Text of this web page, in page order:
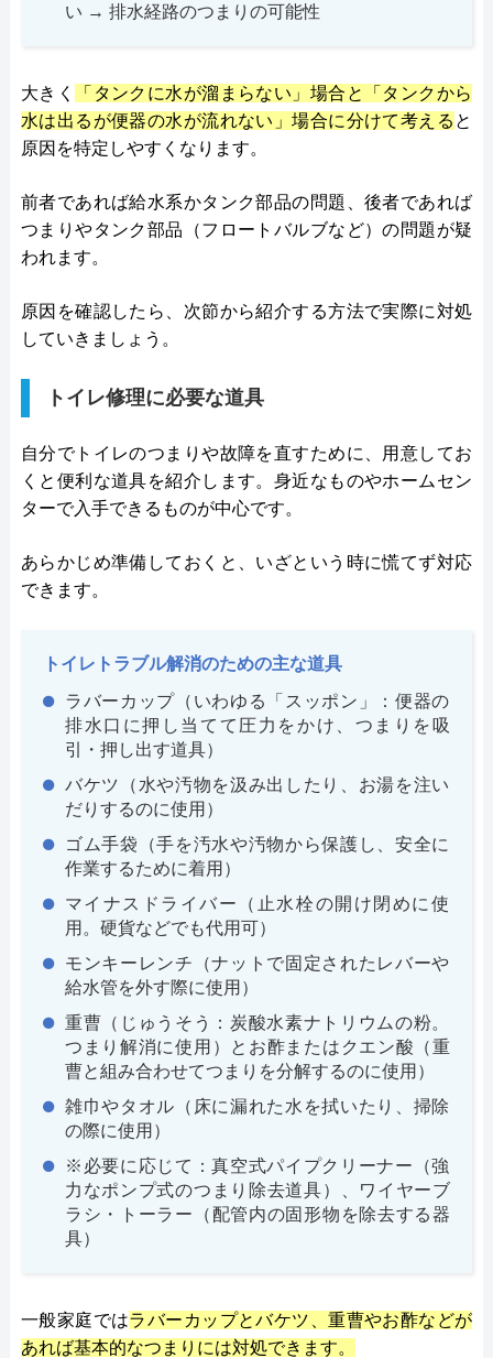
い → 排水経路のつまりの可能性
大きく
「タンクに水が溜まらない」場合と「タンクから
水は出るが便器の水が流れない」場合に分けて考える と
原因を特定しやすくなります。
前者であれば給水系かタンク部品の問題、後者であれば
つまりやタンク部品（フロートバルブなど）の問題が疑
われます。
原因を確認したら、次節から紹介する方法で実際に対処
していきましょう。
トイレ修理に必要な道具
自分でトイレのつまりや故障を直すために、用意してお
くと便利な道具を紹介します。身近なものやホームセン
ターで入手できるものが中心です。
あらかじめ準備しておくと、いざという時に慌てず対応
できます。
トイレトラブル解消のための主な道具
ラバーカップ（いわゆる「スッポン」：便器の
排水口に押し当てて圧力をかけ、つまりを吸
引・押し出す道具）
バケツ（水や汚物を汲み出したり、お湯を注い
だりするのに使用）
ゴム手袋（手を汚水や汚物から保護し、安全に
作業するために着用）
マイナスドライバー（止水栓の開け閉めに使
用。硬貨などでも代用可）
モンキーレンチ（ナットで固定されたレバーや
給水管を外す際に使用）
重曹（じゅうそう：炭酸水素ナトリウムの粉。
つまり解消に使用）とお酢またはクエン酸（重
曹と組み合わせてつまりを分解するのに使用）
雑巾やタオル（床に漏れた水を拭いたり、掃除
の際に使用）
※必要に応じて：真空式パイプクリーナー（強
力なポンプ式のつまり除去道具）、ワイヤーブ
ラシ・トーラー（配管内の固形物を除去する器
具）
一般家庭ではラバーカップとバケツ、重曹やお酢などが
あれば基本的なつまりには対処できます。